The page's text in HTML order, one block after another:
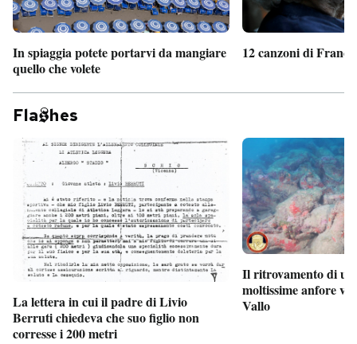
In spiaggia potete portarvi da mangiare
quello che volete
12 canzoni di
Fla hes
La lettera in cui il padre di Livio
Berruti chiedeva che suo figlio non
corresse i 200 metri
Il ritrovamento di
moltissime anfore
Vallo